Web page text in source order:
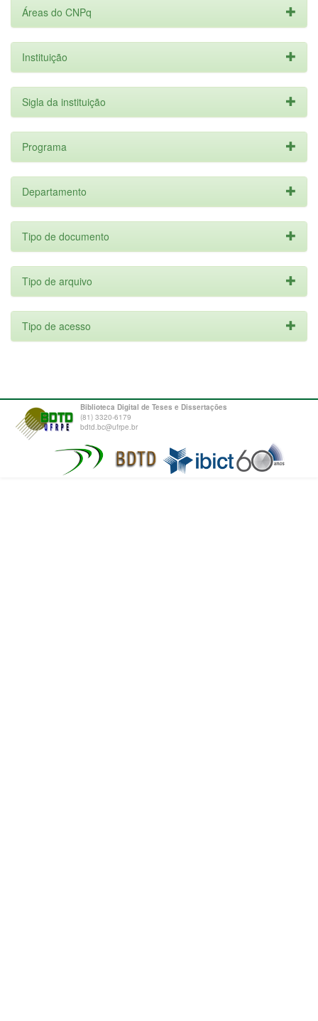
Áreas do CNPq
Instituição
Sigla da instituição
Programa
Departamento
Tipo de documento
Tipo de arquivo
Tipo de acesso
Biblioteca Digital de Teses e Dissertações
(81) 3320-6179
bdtd.bc@ufrpe.br